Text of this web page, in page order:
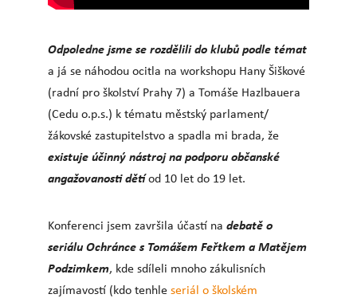
Odpoledne jsme se rozdělili do klubů podle témat
a já se náhodou ocitla na workshopu Hany Šiškové
(radní pro školství Prahy 7) a Tomáše Hazlbauera
(Cedu o.p.s.) k tématu městský parlament/
žákovské zastupitelstvo a spadla mi brada, že
existuje účinný nástroj na podporu občanské
angažovanosti dětíod 10 let do 19 let.
Konferenci jsem završila účastí na debatě o
seriálu Ochránce s Tomášem Feřtkem a Matějem
Podzimkem, kde sdíleli mnoho zákulisních
zajímavostí (kdo tenhleseriál o školském